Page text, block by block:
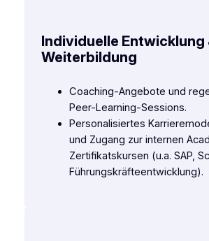
Individuelle Entwicklung
Weiterbildung
Coaching-Angebote und
Peer-Learning-Sessions.
Personalisiertes
und Zugang zur internen
Zertifikatskursen (u.a. SAP,
Führungskräfteentwicklung).